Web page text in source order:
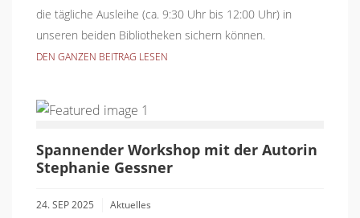
die tägliche Ausleihe (ca. 9:30 Uhr bis 12:00 Uhr) in
unseren beiden Bibliotheken sichern können.
DEN GANZEN BEITRAG LESEN
Spannender Workshop mit der Autorin
Stephanie Gessner
24. SEP 2025 Aktuelles